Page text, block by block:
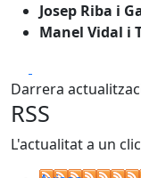
Josep Riba i
Manel Vidal i
Darrera
RSS
L'actualitat a un clic